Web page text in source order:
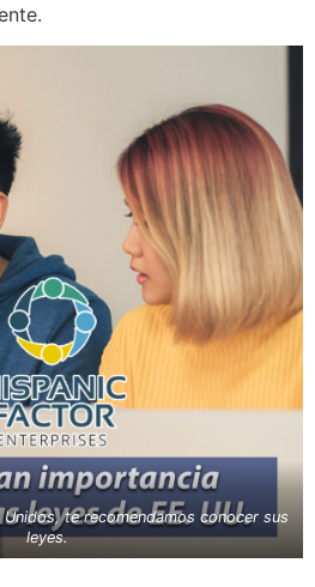
te recomendamos conocer sus
leyes.